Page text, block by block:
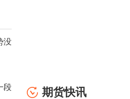
没
段
期货快讯